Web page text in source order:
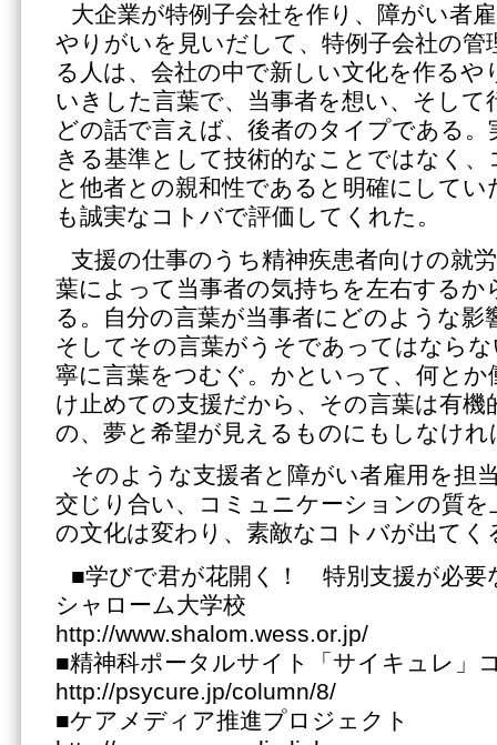
大企業が特例子会社を作り、障がい者
やりがいを見いだして、特例子会社の
る人は、会社の中で新しい文化を作る
いきした言葉で、当事者を想い、そして
どの話で言えば、後者のタイプである。
きる基準として技術的なことではなく
と他者との親和性であると明確にしてい
も誠実なコトバで評価してくれた。
支援の仕事のうち精神疾患者向けの就
葉によって当事者の気持ちを左右するか
る。自分の言葉が当事者にどのような影
そしてその言葉がうそであってはなら
寧に言葉をつむぐ。かといって、何と
け止めての支援だから、その言葉は有機
の、夢と希望が見えるものにもしなけ
そのような支援者と障がい者雇用を担
交じり合い、コミュニケーションの質
の文化は変わり、素敵なコトバが出てく
■学びで君が花開く！ 特別支援が必要
シャローム大学校
http://www.shalom.wess.or.jp/
■精神科ポータルサイト「サイキュレ」
http://psycure.jp/column/8/
■ケアメディア推進プロジェクト